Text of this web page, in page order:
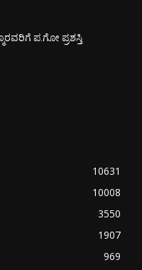
ಪ.ಗೋ ಪ್ರಶಸ್ತಿ
10631
10008
3550
1907
969